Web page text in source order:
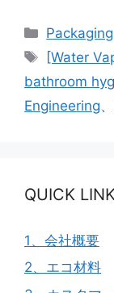
カ
テ
リ
ー
タ
グ
[Water
bathroom
Engineering、
QUICK
1、会社概要
2、エコ材料